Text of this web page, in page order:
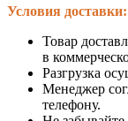
Условия доставки:
Товар
в
Разгрузка
Менеджер
телефону.